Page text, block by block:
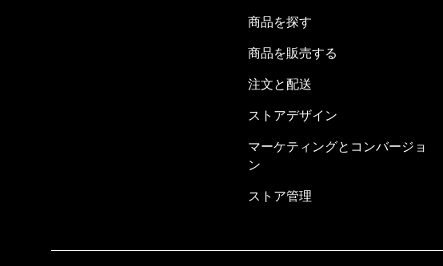
商品を探す
商品を販売する
注文と配送
ストアデザイン
マーケティングとコンバージョ
ン
ストア管理